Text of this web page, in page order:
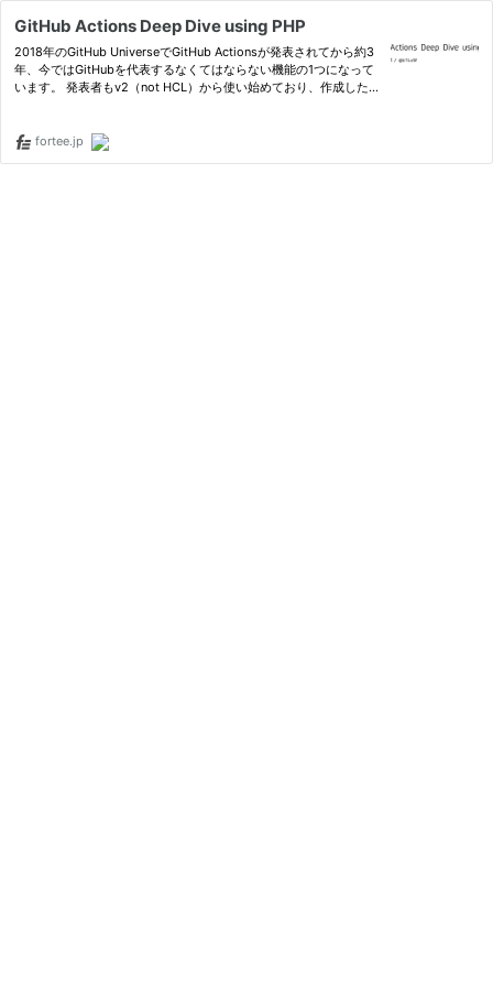
GitHub Actions Deep Dive using PHP
2018年のGitHub UniverseでGitHub Actionsが発表されてから約3
年、今ではGitHubを代表するなくてはならない機能の1つになって
います。 発表者もv2（not HCL）から使い始めており、作成したO
fortee.jp